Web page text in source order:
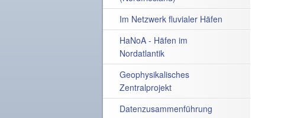
Im Netzwerk fluvialer Häfen
HaNoA - Häfen im
Nordatlantik
Geophysikalisches
Zentralprojekt
Datenzusammenführung